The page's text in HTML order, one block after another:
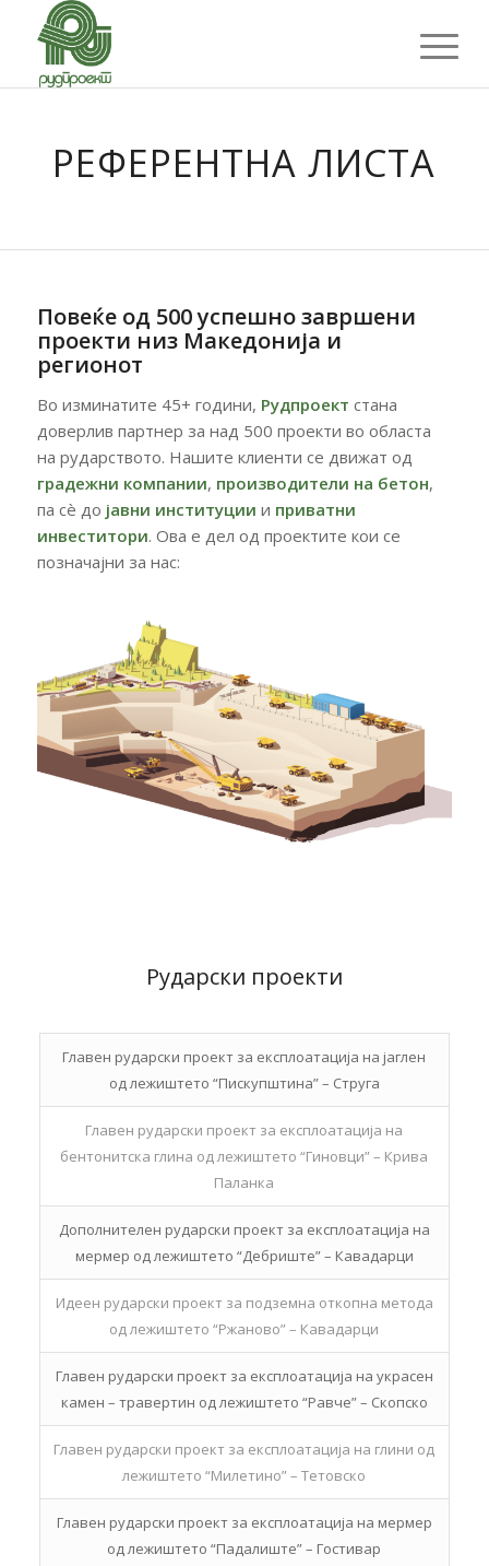
РЕФЕРЕНТНА ЛИСТА
Повеќе од 500успешнозавршени
проекти низ Македонија и
регионот
Во изминатите 45+ години, Рудпроект стана
доверлив партнер за над 500 проекти во областа
на рударството. Нашите клиенти се движат од
градежни компании, производители на бетон,
па сè до јавни институции и приватни
инвеститори. Ова е дел од проектите кои се
позначајни за нас:
Рударски проекти
Главен рударски проект за експлоатација на јаглен
од лежиштето “Пискупштина” – Струга
Главен рударски проект за експлоатација на
бентонитска глина од лежиштето “Гиновци” – Крива
Паланка
Дополнителен рударски проект за експлоатација на
мермер од лежиштето “Дебриште” – Кавадарци
Идеен рударски проект за подземна откопна метода
од лежиштето “Ржаново” – Кавадарци
Главен рударски проект за експлоатација на украсен
камен – травертин од лежиштето “Равче” – Скопско
Главен рударски проект за експлоатација на глини од
лежиштето “Милетино” – Тетовско
Главен рударски проект за експлоатација на мермер
од лежиштето “Падалиште” – Гостивар